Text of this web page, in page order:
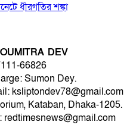
ধীরগতির শঙ্কা
DEV
66826
Sumon Dey.
ksliptondev78@gmail.com
Kataban, Dhaka-1205.